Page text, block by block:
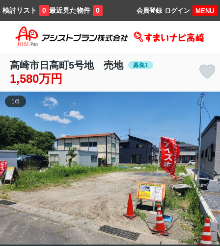
検討リスト 0 最近見た物件 0 MENU
ログイン
会員登録
高崎市日高町5号地 売地 募集1
1,580万円
1 /5